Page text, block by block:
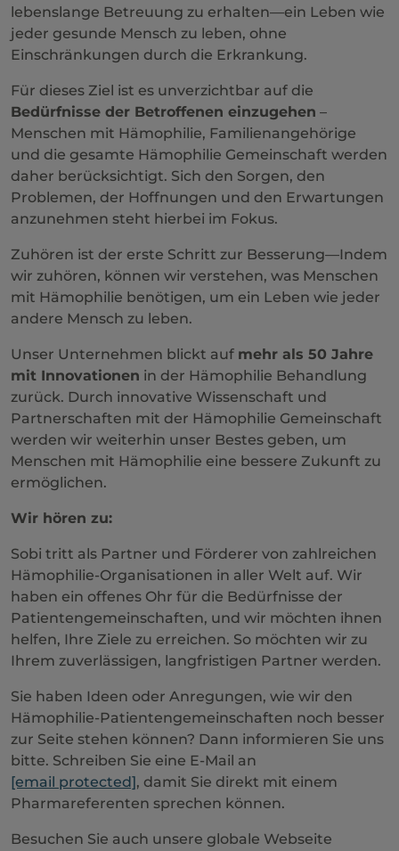
lebenslange Betreuung zu erhalten—ein Leben wie
jeder gesunde Mensch zu leben, ohne
Einschränkungen durch die Erkrankung.
Für dieses Ziel ist es unverzichtbar auf die
Bedürfnisse der Betroffenen einzugehen –
Menschen mit Hämophilie, Familienangehörige
und die gesamte Hämophilie Gemeinschaft werden
daher berücksichtigt. Sich den Sorgen, den
Problemen, der Hoffnungen und den Erwartungen
anzunehmen steht hierbei im Fokus.
Zuhören ist der erste Schritt zur Besserung—Indem
wir zuhören, können wir verstehen, was Menschen
mit Hämophilie benötigen, um ein Leben wie jeder
andere Mensch zu leben.
Unser Unternehmen blickt auf mehr als 50 Jahre
mit Innovationen in der Hämophilie Behandlung
zurück. Durch innovative Wissenschaft und
Partnerschaften mit der Hämophilie Gemeinschaft
werden wir weiterhin unser Bestes geben, um
Menschen mit Hämophilie eine bessere Zukunft zu
ermöglichen.
Wir hören zu:
Sobi tritt als Partner und Förderer von zahlreichen
Hämophilie-Organisationen in aller Welt auf. Wir
haben ein offenes Ohr für die Bedürfnisse der
Patientengemeinschaften, und wir möchten ihnen
helfen, Ihre Ziele zu erreichen. So möchten wir zu
Ihrem zuverlässigen, langfristigen Partner werden.
Sie haben Ideen oder Anregungen, wie wir den
Hämophilie-Patientengemeinschaften noch besser
zur Seite stehen können? Dann informieren Sie uns
bitte. Schreiben Sie eine E-Mail an
[email protected], damit Sie direkt mit einem
Pharmareferenten sprechen können.
Besuchen Sie auch unsere globale Webseite